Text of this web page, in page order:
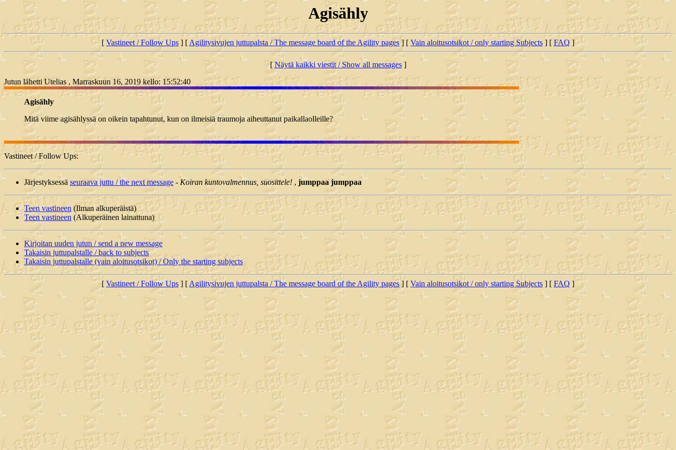
Agisähly
[ Vastineet / Follow Ups ] [Agilitysivujen juttupalsta / The message board of the Agility pages] [ Vain aloitusotsikot / only starting Subjects ] [ FAQ ]
[Näytä kaikki viestit / Show all messages]
Jutun lähetti Utelias , Marraskuun 16, 2019 kello: 15:52:40
Agisähly
Mitä viime agisählyssä on oikein tapahtunut, kun on ilmeisiä traumoja aiheuttanut paikallaolleille?
Vastineet / Follow Ups:
Järjestyksessä seuraava juttu / the next message - Koiran kuntovalmennus, suosittele! , jumppaa jumppaa
Teen vastineen (Ilman alkuperäistä)
Teen vastineen (Alkuperäinen lainattuna)
Kirjoitan uuden jutun / send a new message
Takaisin juttupalstalle / back to subjects
Takaisin juttupalstalle (vain aloitusotsikot) / Only the starting subjects
[ Vastineet / Follow Ups ] [Agilitysivujen juttupalsta / The message board of the Agility pages] [ Vain aloitusotsikot / only starting Subjects ] [ FAQ ]